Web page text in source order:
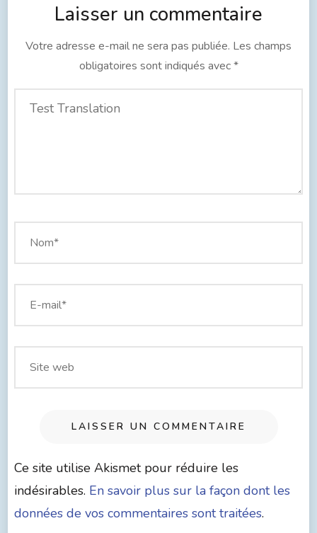
Laisser un commentaire
Votre adresse e-mail ne sera pas publiée. Les champs
obligatoires sont indiqués avec*
Ce site utilise Akismet pour réduire les
indésirables. En savoir plus sur la façon dont les
données de vos commentaires sont traitées.